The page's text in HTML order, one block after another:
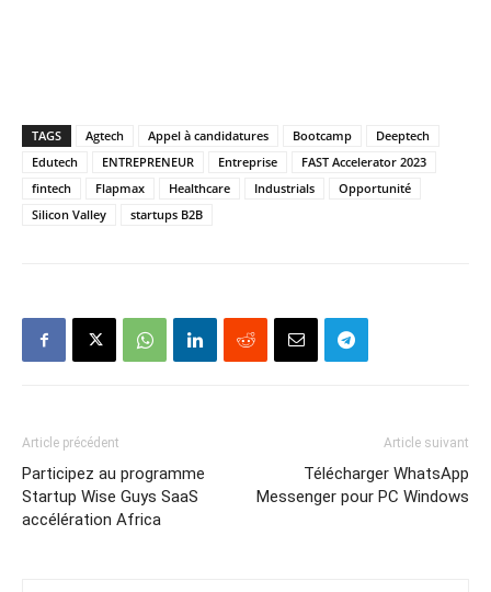
TAGS Agtech Appel à candidatures Bootcamp
Deeptech
Edutech
ENTREPRENEUR Entreprise
FAST Accelerator 2023
fintech
Flapmax Healthcare Industrials
Opportunité
Silicon Valley
startups B2B
Article précédent
Participez au programme
Startup Wise Guys SaaS
accélération Africa
Article suivant
Télécharger WhatsApp
Messenger pour PC Windows